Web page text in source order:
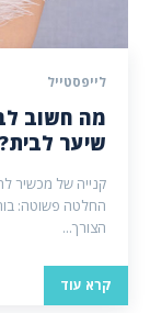
לייפסטייל
מה חשוב
שיער לבית?
קנייה של מכשיר
החלטה פשוטה:
הצורך...
קרא עוד